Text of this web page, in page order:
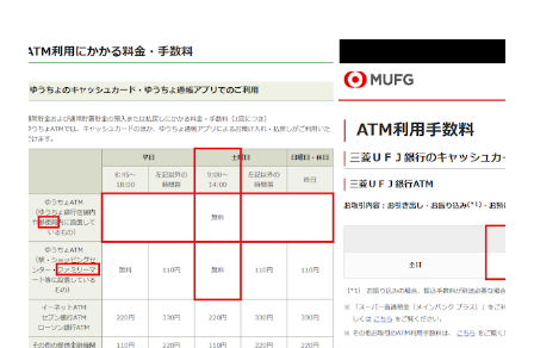
载 PDF（不是费用说明页） 👉
https://www.moj.go.jp/isa/content/930002833.pdf 打印后
填写： 右上角： 申请受理编号 右下角： 本人姓名 在指定的「収
入印紙贴付栏」内： 贴 5,500 日元的收入印纸 可以是 两张或多
张 不重叠、不消印 📌 5,500 日元适用于： 2025 年 4 月 1 日以
后提交的在留期间更新 / 资格变更申请 ② 准备回邮用【レター
パック】 可以使用： 青色：レターパックライト（430 日元）
或红色：レターパックプラス（更稳，但非强制） 回邮用 レター
パック： 提前写好“收件人地址” 可写：本人住址 或 公司地址 不